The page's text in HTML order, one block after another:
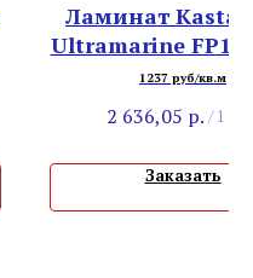
Ламинат
Ultramarine
Рей
1237 руб/кв.м
2 636,05 р. / 1
Заказать